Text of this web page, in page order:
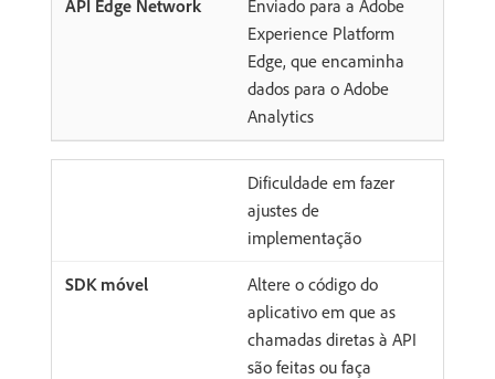
Enviado para a Adobe
Experience Platform
Edge, que encaminha
dados para o Adobe
Analytics
Dificuldade em fazer
ajustes de
implementação
Altere o código do
aplicativo em que as
chamadas diretas à API
são feitas ou faça